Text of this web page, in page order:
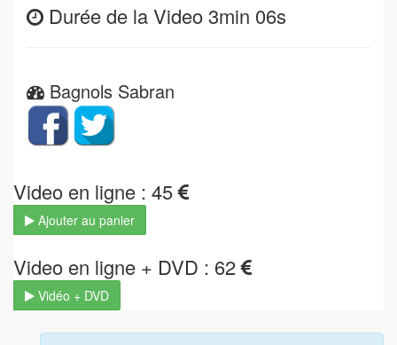
Durée de la Video 3min 06s
Bagnols Sabran
Video en ligne : 45
Ajouter au panier
Video en ligne + DVD : 62
Vidéo + DVD